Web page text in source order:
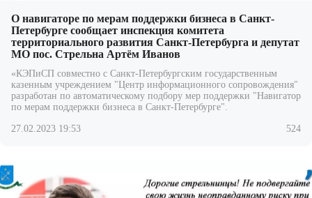
О навигаторе по мерам поддержки бизнеса в Санкт-
Петербурге сообщает инспекция комитета
территориального развития Санкт-Петербурга и депутат
МО пос. Стрельна Артём Иванов
«КЭПиСПсовместно с Санкт-Петербургским государственным
казенным учреждением "Центр информационного сопровождения"
разработан поавтоматическому подбору мер поддержки "Навигатор
по мерам поддержки бизнеса в Санкт-Петербурге".
27.02.2023 19:53 524